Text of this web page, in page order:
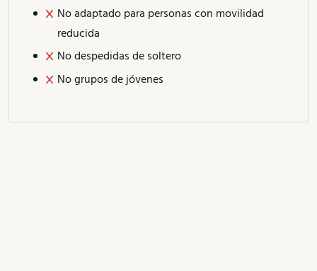
No adaptado para personas con movilidad
reducida
No despedidas de soltero
No grupos de jóvenes